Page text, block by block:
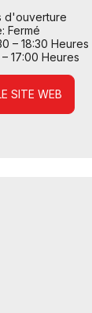
d'ouverture
Fermé
– 18:30 Heures
17:00 Heures
SITE WEB